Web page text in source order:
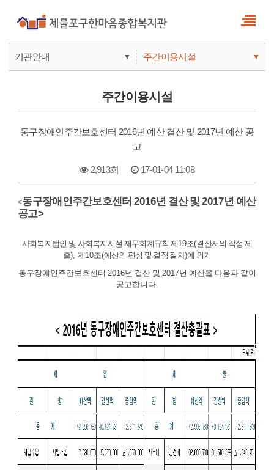
기관안내 ▼
기관안내
주간이용시설 ▼
주간보호
주간이용시설
동구장애인주간보호센터 2016년 예산 결산 및 2017년 예산 공
고
2,913회 17-01-04 11:08
본문
<동구장애인주간보호센터 2016년 결산 및2017년 예산
공고>
사회복지법인 및 사회복지시설 재무회계규칙 제19조(결산서의 작성 제
출),제10조(예산의 편성 및 결정 절차)에 의거
동구장애인주간보호센터 2016년 결산 및 2017년 예산을 다음과 같이
공고합니다.